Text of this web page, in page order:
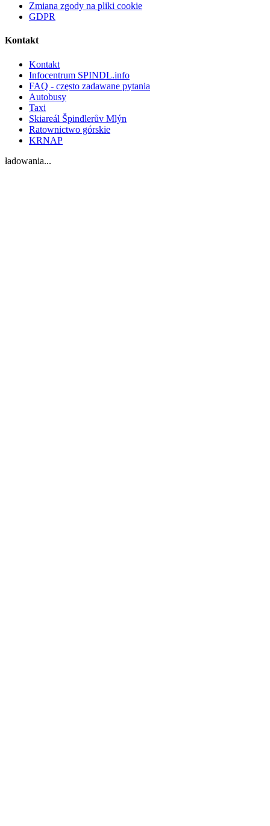
Zmiana zgody na pliki cookie
GDPR
Kontakt
Kontakt
Infocentrum SPINDL.info
FAQ - często zadawane pytania
Autobusy
Taxi
Skiareál Špindlerův Mlýn
Ratownictwo górskie
KRNAP
ładowania...